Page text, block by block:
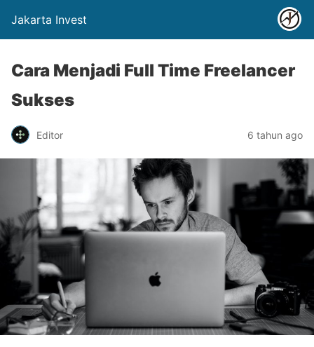
Jakarta Invest
Cara Menjadi Full Time Freelancer
Sukses
Editor 6 tahun ago